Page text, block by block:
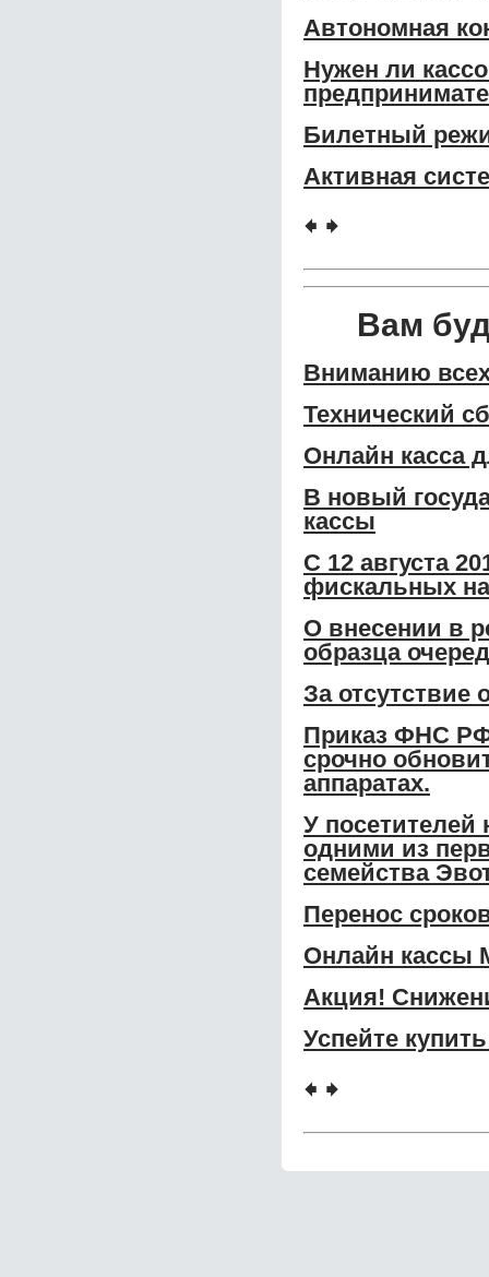
Автономная
Нужен ли
Билетный
Активная
🠸 🠺
Вам
Вниманию
Технический
Онлайн касса
В новый
кассы
С 12 августа
фискальных
О внесении в
образца
За отсутствие
Приказ ФНС
срочно
аппаратах.
У посетителей
одними из
семейства
Перенос
Онлайн кассы
Акция!
Успейте
🠸 🠺